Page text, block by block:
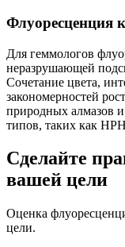
Флуоресценция
Для геммологов
неразрушающей
Сочетание цвета,
закономерностей
природных алмазов
типов, таких как
Сделайте
вашей цели
Оценка
цели.